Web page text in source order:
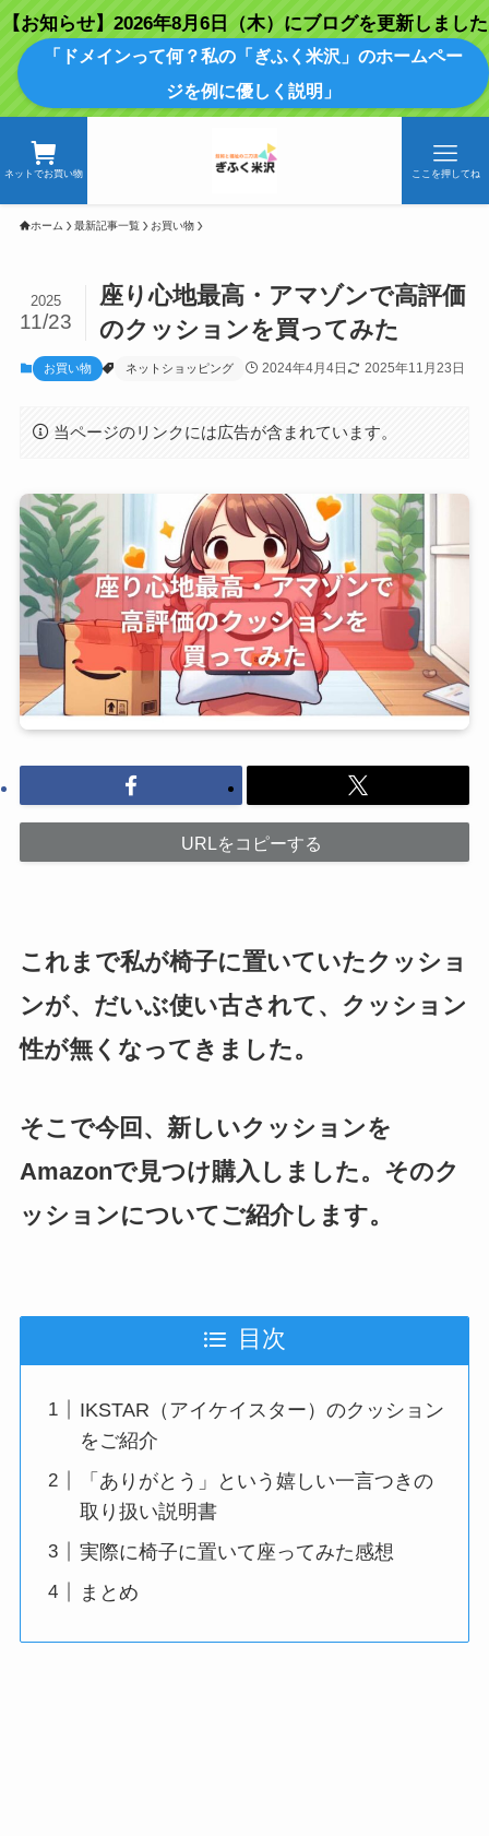
【お知らせ】2026年8月6日（木）にブログを更新しました
「ドメインって何？私の「ぎふく米沢」のホームペー
ジを例に優しく説明」
ネットでお買い物 ここを押してね
ホーム 最新記事一覧 お買い物
座り心地最高・アマゾンで高評価
のクッションを買ってみた
2025
11/23
お買い物 ネットショッピング 2024年4月4日 2025年11月23日
当ページのリンクには広告が含まれています。
URLをコピーする
これまで私が椅子に置いていたクッショ
ンが、だいぶ使い古されて、クッション
性が無くなってきました。
そこで今回、新しいクッションを
Amazonで見つけ購入しました。そのク
ッションについてご紹介します。
目次
IKSTAR（アイケイスター）のクッション
をご紹介
「ありがとう」という嬉しい一言つきの
取り扱い説明書
実際に椅子に置いて座ってみた感想
まとめ